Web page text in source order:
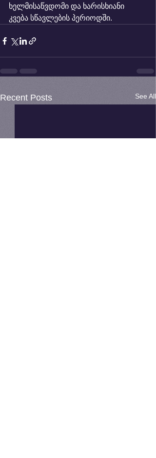
ხელმისაწვდომი და ხარისხიანი
კვება სწავლების პერიოდში.
Recent Posts See All